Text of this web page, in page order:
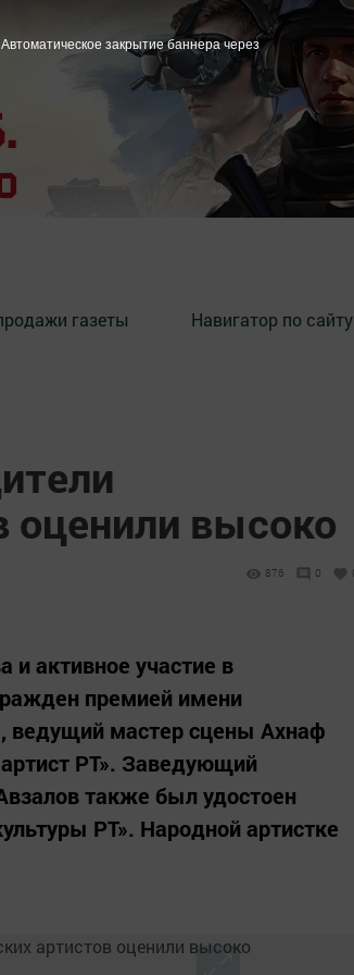
газеты Навигатор по сайту
оценили высоко
876 0
и активное участие в
премией имени
ведущий мастер сцены Ахнаф
РТ». Заведующий
также был удостоен
РТ». Народной артистке
Автоматическое закрытие баннера через